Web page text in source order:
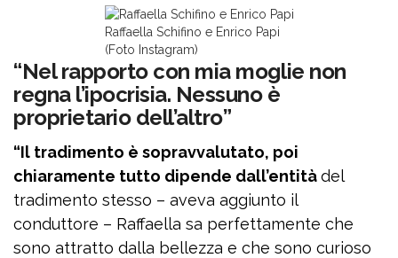
Raffaella Schifino e Enrico Papi
(Foto Instagram)
“Nel rapporto con mia moglie non
regna l’ipocrisia. Nessuno è
proprietario dell’altro”
“Il tradimento è sopravvalutato, poi
chiaramente tutto dipende dall’entitàdel
tradimento stesso – aveva aggiunto il
conduttore – Raffaella sa perfettamente che
sono attratto dalla bellezza e che sono curioso